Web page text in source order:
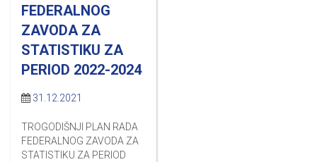
FEDERALNOG
ZAVODA ZA
STATISTIKU ZA
PERIOD 2022-2024
31.12.2021
TROGODIŠNJI PLAN RADA
FEDERALNOG ZAVODA ZA
STATISTIKU ZA PERIOD